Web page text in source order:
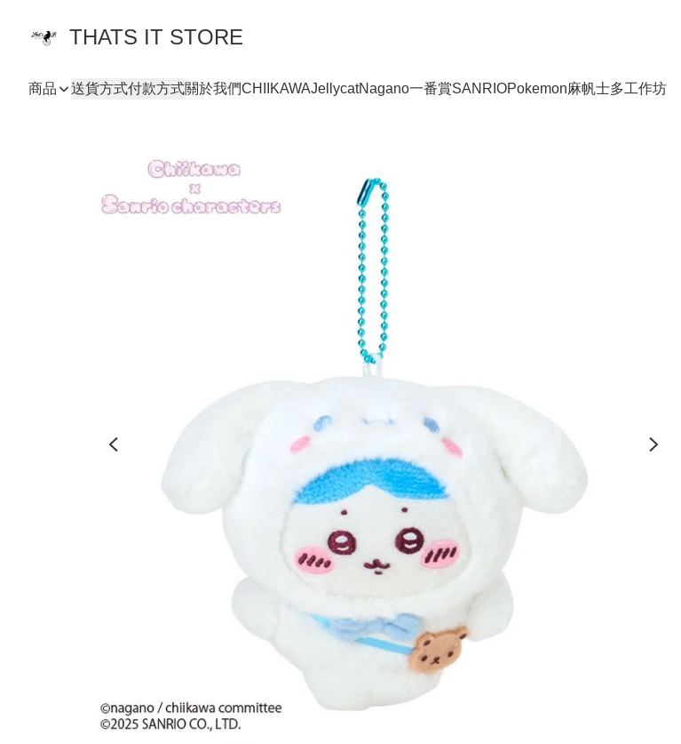
THATS IT STORE
商品 送貨方式付款方式關於我們CHIIKAWAJellycatNagano一番賞SANRIOPokemon麻帆士多工作坊